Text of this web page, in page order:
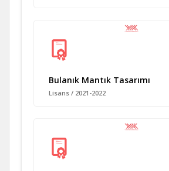
Bulanık Mantık Tasarımı
Lisans / 2021-2022